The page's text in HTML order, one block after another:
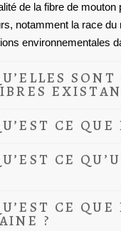
de la fibre de
notamment la race du
environnementales
CE
CE
CE
?